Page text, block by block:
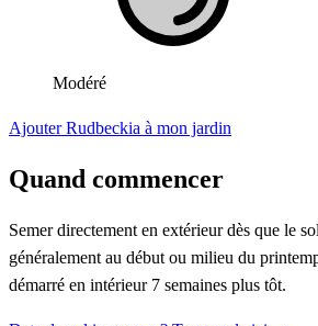
Modéré
Ajouter Rudbeckia à mon jardin
Quand commencer
Semer directement en extérieur dès que le
généralement au début ou milieu du
démarré en intérieur 7 semaines plus tôt.